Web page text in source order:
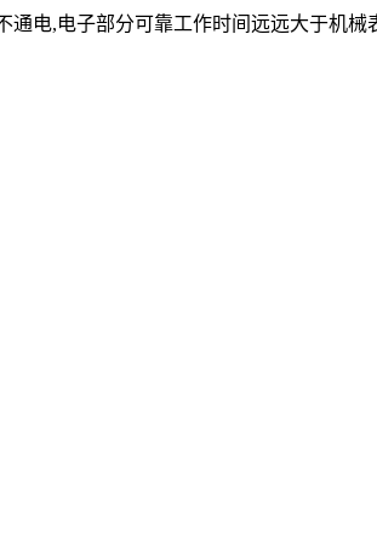
电,电子部分可靠工作时间远远大于机械